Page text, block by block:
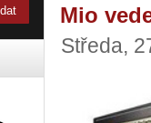
Mio
Středa,